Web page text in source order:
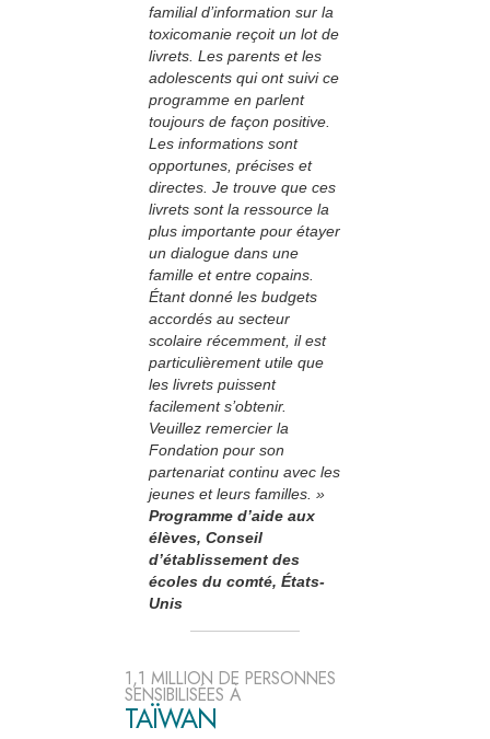
familial d’information sur la
toxicomanie reçoit un lot de
livrets. Les parents et les
adolescents qui ont suivi ce
programme en parlent
toujours de façon positive.
Les informations sont
opportunes, précises et
directes. Je trouve que ces
livrets sont la ressource la
plus importante pour étayer
un dialogue dans une
famille et entre copains.
Étant donné les budgets
accordés au secteur
scolaire récemment, il est
particulièrement utile que
les livrets puissent
facilement s’obtenir.
Veuillez remercier la
Fondation pour son
partenariat continu avec les
jeunes et leurs familles. »
Programme d’aide aux
élèves, Conseil
d’établissement des
écoles du comté, États-
Unis
1,1 MILLION DE PERSONNES
SENSIBILISÉES À
TAÏWAN